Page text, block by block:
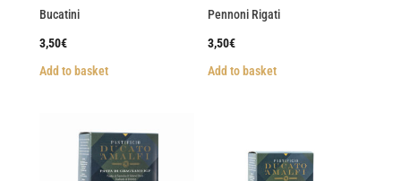
Bucatini
3,50€
Add to basket
Pennoni Rigati
3,50€
Add to basket